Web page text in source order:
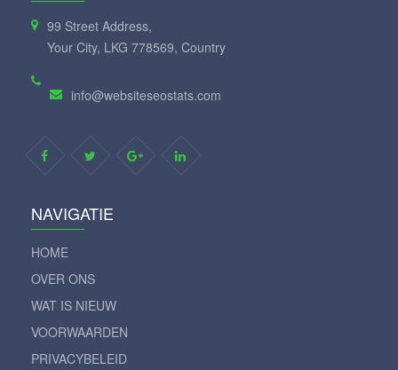
99 Street Address,
Your City, LKG 778569, Country
info@websiteseostats.com
NAVIGATIE
HOME
OVER ONS
WAT IS NIEUW
VOORWAARDEN
PRIVACYBELEID